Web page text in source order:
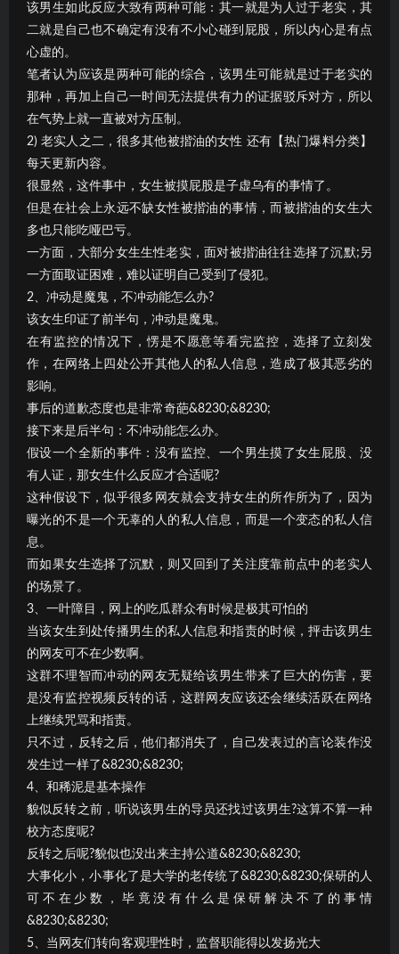
该男生如此反应大致有两种可能：其一就是为人过于老实，其
二就是自己也不确定有没有不小心碰到屁股，所以内心是有点
心虚的。
笔者认为应该是两种可能的综合，该男生可能就是过于老实的
那种，再加上自己一时间无法提供有力的证据驳斥对方，所以
在气势上就一直被对方压制。
2) 老实人之二，很多其他被揩油的女性 还有【热门爆料分类】
每天更新内容。
很显然，这件事中，女生被摸屁股是子虚乌有的事情了。
但是在社会上永远不缺女性被揩油的事情，而被揩油的女生大
多也只能吃哑巴亏。
一方面，大部分女生生性老实，面对被揩油往往选择了沉默;另
一方面取证困难，难以证明自己受到了侵犯。
2、冲动是魔鬼，不冲动能怎么办?
该女生印证了前半句，冲动是魔鬼。
在有监控的情况下，愣是不愿意等看完监控，选择了立刻发
作，在网络上四处公开其他人的私人信息，造成了极其恶劣的
影响。
事后的道歉态度也是非常奇葩&8230;&8230;
接下来是后半句：不冲动能怎么办。
假设一个全新的事件：没有监控、一个男生摸了女生屁股、没
有人证，那女生什么反应才合适呢?
这种假设下，似乎很多网友就会支持女生的所作所为了，因为
曝光的不是一个无辜的人的私人信息，而是一个变态的私人信
息。
而如果女生选择了沉默，则又回到了关注度靠前点中的老实人
的场景了。
3、一叶障目，网上的吃瓜群众有时候是极其可怕的
当该女生到处传播男生的私人信息和指责的时候，抨击该男生
的网友可不在少数啊。
这群不理智而冲动的网友无疑给该男生带来了巨大的伤害，要
是没有监控视频反转的话，这群网友应该还会继续活跃在网络
上继续咒骂和指责。
只不过，反转之后，他们都消失了，自己发表过的言论装作没
发生过一样了&8230;&8230;
4、和稀泥是基本操作
貌似反转之前，听说该男生的导员还找过该男生?这算不算一种
校方态度呢?
反转之后呢?貌似也没出来主持公道&8230;&8230;
大事化小，小事化了是大学的老传统了&8230;&8230;保研的人
可不在少数，毕竟没有什么是保研解决不了的事情
&8230;&8230;
5、当网友们转向客观理性时，监督职能得以发扬光大